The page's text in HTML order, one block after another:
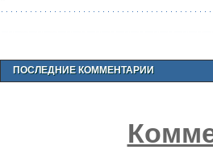
ПОСЛЕДНИЕ КОММЕНТАРИИ